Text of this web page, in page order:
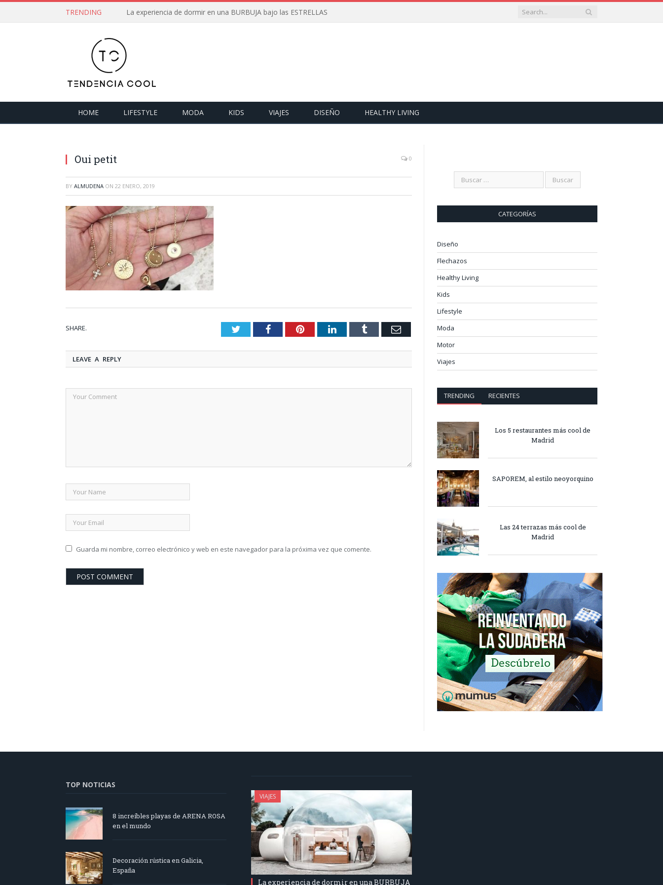
TRENDING La experiencia de dormir en una BURBUJA bajo las ESTRELLAS
HOME LIFESTYLE MODA KIDS VIAJES DISEÑO HEALTHY LIVING
Oui petit 0
BY ALMUDENA ON 22 ENERO, 2019
SHARE. TwitterFacebookPinterestLinkedInTumblr Email
LEAVE A REPLY
Guarda mi nombre, correo electrónico y web en este navegador para la próxima vez que comente.
CATEGORÍAS
Diseño
Flechazos
Healthy Living
Kids
Lifestyle
Moda
Motor
Viajes
TRENDING RECIENTES
Los 5 restaurantes más cool de
Madrid
SAPOREM, al estilo neoyorquino
Las 24 terrazas más cool de
Madrid
TOP NOTICIAS
8 increíbles playas de ARENA ROSA
en el mundo
Decoración rústica en Galicia,
España
VIAJES
La experiencia de dormir en una BURBUJA